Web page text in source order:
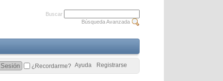
Buscar
Búsqueda Avanzada
Registrarse
Ayuda
¿Recordarme?